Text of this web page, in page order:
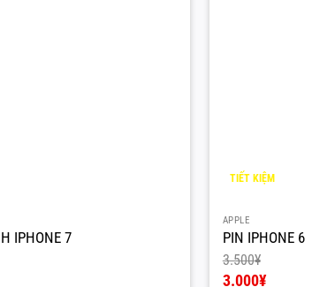
IPHONE 7
TIẾT KIỆM
APPLE
PIN IPHONE 6
3.500¥
Giá
3.000¥